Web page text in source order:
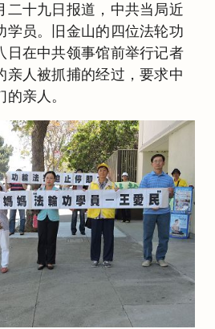
二十九日报道，中共当局近
学员。旧金山的四位法轮功
日在中共领事馆前举行记者
亲人被抓捕的经过，要求中
亲人。